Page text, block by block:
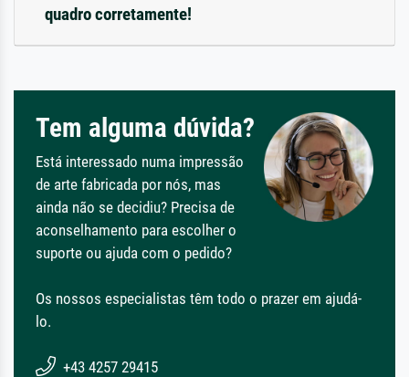
quadro corretamente!
Tem alguma dúvida?
Está interessado numa impressão
de arte fabricada por nós, mas
ainda não se decidiu? Precisa de
aconselhamento para escolher o
suporte ou ajuda com o pedido?
Os nossos especialistas têm todo o prazer em ajudá-
lo.
+43 4257 29415